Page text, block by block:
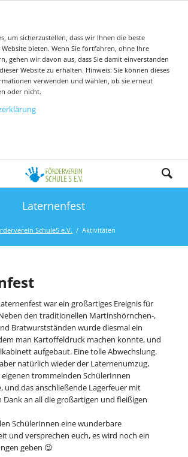
um sicherzustellen, dass wir Ihnen die beste
bieten. Wenn Sie fortfahren, ohne Ihre
gehen wir davon aus, dass Sie damit einverstanden
Website zu erhalten. Hinweis: Sie können dieses
verwenden und wählen, ob sie erneut
oder nicht.
Laternenfest
Schule5 e.V. Aktivitäten
war ein großartiges Ereignis für
den traditionellen Martinshörnchen-,
Bratwurstständen wurde diesmal ein
man Kartoffeldruck machen konnte, und
aufgebaut. Eine tolle Abwechslung.
natürlich wieder der Laternenumzug,
trommelnden SchülerInnen
und das anschließende Lagerfeuer mit
Dank an all die großartigen und fleißigen
SchülerInnen eine wunderbare
und versprechen euch, es wird noch ein
geben 😉